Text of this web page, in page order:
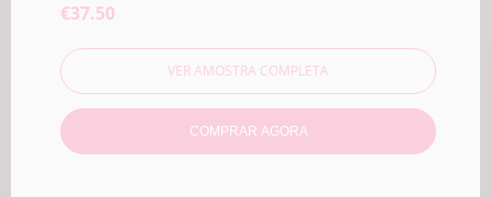
€37.50
VER AMOSTRA COMPLETA
COMPRAR AGORA